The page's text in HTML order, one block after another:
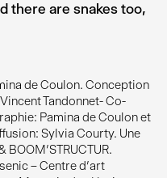
de Coulon. Conception
Tandonnet- Co-
Pamina de Coulon et
Sylvia Courty. Une
– Centre d’art
there are snakes too,